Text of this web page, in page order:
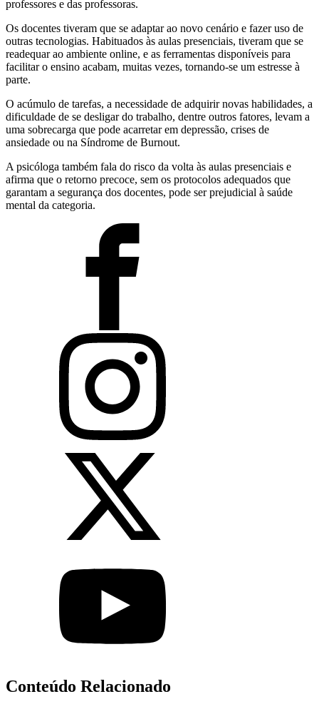
professores e das professoras.
Os docentes tiveram que se adaptar ao novo cenário e fazer uso de
outras tecnologias. Habituados às aulas presenciais, tiveram que se
readequar ao ambiente online, e as ferramentas disponíveis para
facilitar o ensino acabam, muitas vezes, tornando-se um estresse à
parte.
O acúmulo de tarefas, a necessidade de adquirir novas habilidades, a
dificuldade de se desligar do trabalho, dentre outros fatores, levam a
uma sobrecarga que pode acarretar em depressão, crises de
ansiedade ou na Síndrome de Burnout.
A psicóloga também fala do risco da volta às aulas presenciais e
afirma que o retorno precoce, sem os protocolos adequados que
garantam a segurança dos docentes, pode ser prejudicial à saúde
mental da categoria.
Conteúdo Relacionado